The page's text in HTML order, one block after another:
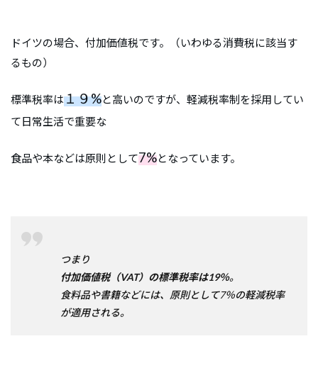
ドイツの場合、付加価値税です。（いわゆる消費税に該当す
るもの）
標準税率は１９%と高いのですが、軽減税率制を採用してい
て日常生活で重要な
食品や本などは原則として7%となっています。
つまり
付加価値税（VAT）の標準税率は19％。
食料品や書籍などには、原則として7％の軽減税率
が適用される。